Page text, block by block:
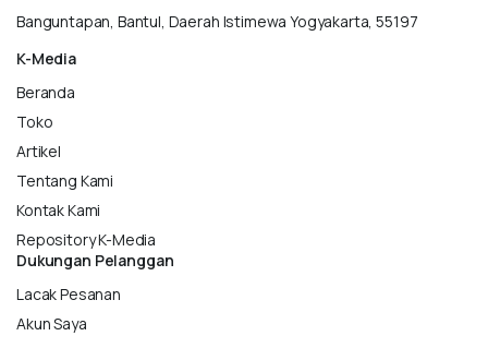
Banguntapan, Bantul, Daerah Istimewa Yogyakarta, 55197
K-Media
Beranda
Toko
Artikel
Tentang Kami
Kontak Kami
Repository K-Media
Dukungan Pelanggan
Lacak Pesanan
Akun Saya